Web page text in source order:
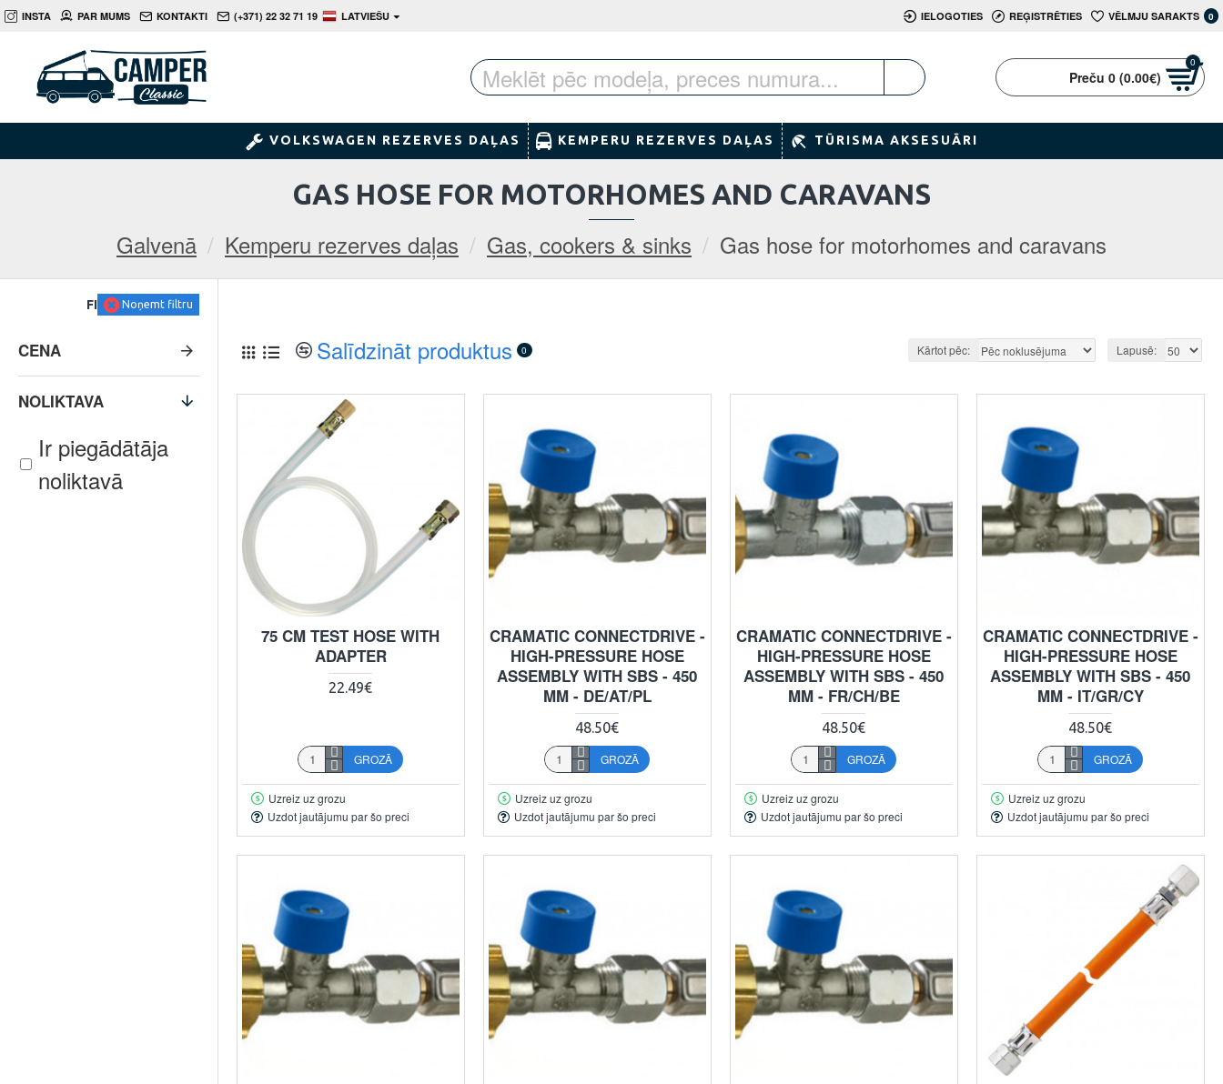
INSTA PAR MUMS KONTAKTI (+371) 22 32 71 19 LATVIEŠU IELOGOTIES REĢISTRĒTIES VĒLMJU SARAKTS 0
Preču 0 (0.00€)
0
VOLKSWAGEN REZERVES DAĻAS KEMPERU REZERVES DAĻAS TŪRISMA AKSESUĀRI
Galvenā Kemperu rezerves daļas Gas, cookers & sinks Gas hose for motorhomes and caravans
GAS HOSE FOR MOTORHOMES AND CARAVANS
FILTRSNoņemt filtru
CENA
NOLIKTAVA
Ir piegādātāja
noliktavā
Salīdzināt produktus 0 Kārtot pēc: Lapusē:
75 CM TEST HOSE WITH
ADAPTER
22.49€
GROZĀ
Uzreiz uz grozu
Uzdot jautājumu par šo preci
CRAMATIC CONNECTDRIVE -
HIGH-PRESSURE HOSE
ASSEMBLY WITH SBS - 450
MM - DE/AT/PL
48.50€
GROZĀ
Uzreiz uz grozu
Uzdot jautājumu par šo preci
CRAMATIC CONNECTDRIVE -
HIGH-PRESSURE HOSE
ASSEMBLY WITH SBS - 450
MM - FR/CH/BE
48.50€
GROZĀ
Uzreiz uz grozu
Uzdot jautājumu par šo preci
CRAMATIC CONNECTDRIVE -
HIGH-PRESSURE HOSE
ASSEMBLY WITH SBS - 450
MM - IT/GR/CY
48.50€
GROZĀ
Uzreiz uz grozu
Uzdot jautājumu par šo preci